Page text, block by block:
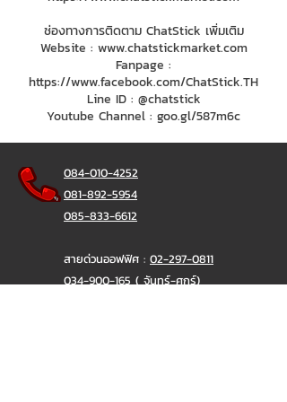
ช่องทางการติดตาม ChatStick เพิ่มเติม
Website : www.chatstickmarket.com
Fanpage :
https://www.facebook.com/ChatStick.TH
Line ID : @chatstick
Youtube Channel : goo.gl/587m6c
084-010-4252
081-892-5954
085-833-6612
สายด่วนออฟฟิศ : 02-297-0811
034-900-165( จันทร์-ศุกร์)